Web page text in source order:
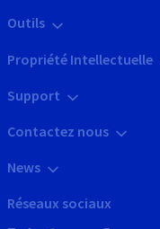
Outils
Propriété Intellectuelle
Support
Contactez nous
News
Réseaux sociaux